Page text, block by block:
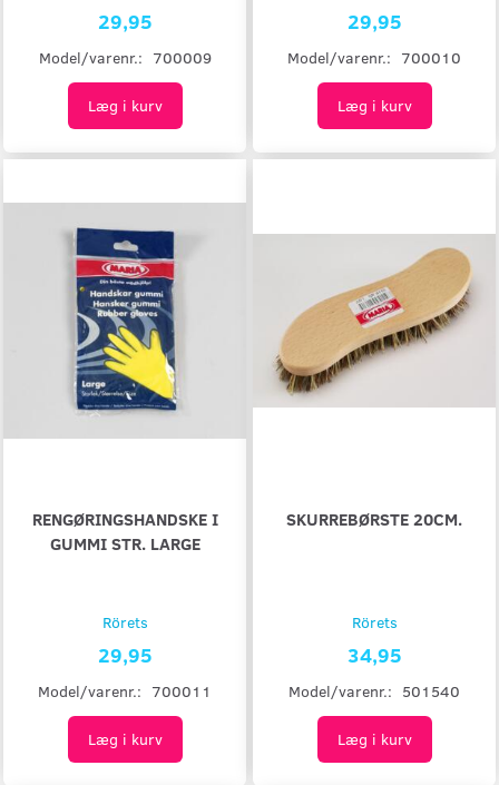
29,95
Model/varenr.: 700009
Læg i kurv
29,95
Model/varenr.: 700010
Læg i kurv
RENGØRINGSHANDSKE I
GUMMI STR. LARGE
Rörets
29,95
Model/varenr.: 700011
Læg i kurv
SKURREBØRSTE 20CM.
Rörets
34,95
Model/varenr.: 501540
Læg i kurv